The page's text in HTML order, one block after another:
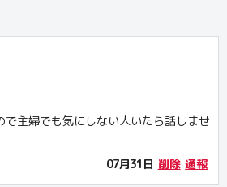
で主婦でも気にしない人いたら話しませ
07月31日 削除 通報